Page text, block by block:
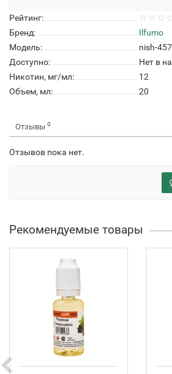
Рейтинг:
Бренд:
Ilfumo
Модель:
nish-
Доступно:
Нет в
Никотин, мг/мл:
12
Объем, мл:
20
Отзывы 0
Отзывов пока нет.
Рекомендуемые товары